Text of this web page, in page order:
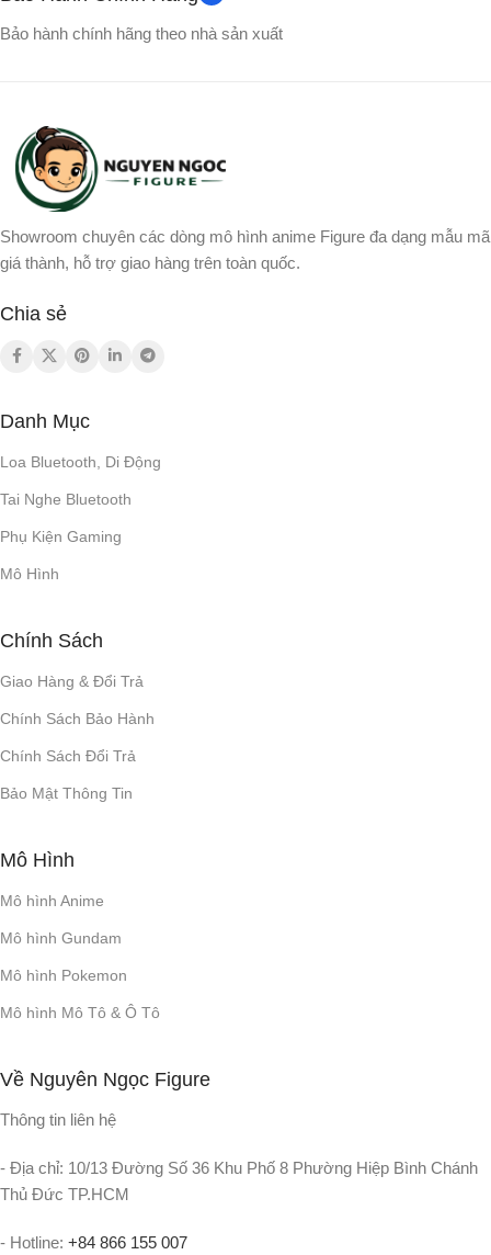
Broly ,Gogeta ,Songoku ,
Bảo hành chính hãng theo nhà sản xuất
Showroom chuyên các dòng mô hình anime Figure đa dạng mẫu mã
giá thành, hỗ trợ giao hàng trên toàn quốc.
Chia sẻ
Danh Mục
Loa Bluetooth, Di Động
Tai Nghe Bluetooth
Phụ Kiện Gaming
Mô Hình
Chính Sách
Giao Hàng & Đổi Trả
Chính Sách Bảo Hành
Chính Sách Đổi Trả
Bảo Mật Thông Tin
Mô Hình
Mô hình Anime
Mô hình Gundam
Mô hình Pokemon
Mô hình Mô Tô & Ô Tô
Về Nguyên Ngọc Figure
Thông tin liên hệ
- Địa chỉ: 10/13 Đường Số 36 Khu Phố 8 Phường Hiệp Bình Chánh
Thủ Đức TP.HCM
- Hotline: +84 866 155 007